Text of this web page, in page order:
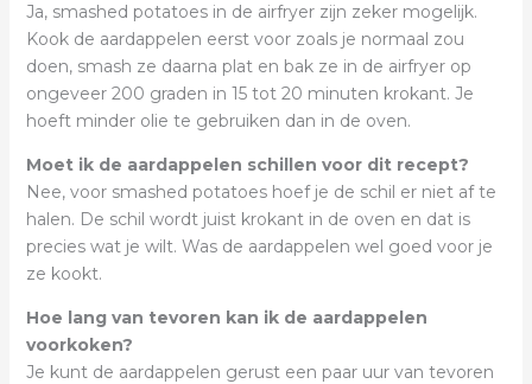
Ja, smashed potatoes in de airfryer zijn zeker mogelijk.
Kook de aardappelen eerst voor zoals je normaal zou
doen, smash ze daarna plat en bak ze in de airfryer op
ongeveer 200 graden in 15 tot 20 minuten krokant. Je
hoeft minder olie te gebruiken dan in de oven.
Moet ik de aardappelen schillen voor dit recept?
Nee, voor smashed potatoes hoef je de schil er niet af te
halen. De schil wordt juist krokant in de oven en dat is
precies wat je wilt. Was de aardappelen wel goed voor je
ze kookt.
Hoe lang van tevoren kan ik de aardappelen
voorkoken?
Je kunt de aardappelen gerust een paar uur van tevoren